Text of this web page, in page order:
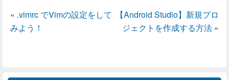
« .vimrc でVimの設定をして
みよう！
【Android Studio】新規プロ
ジェクトを作成する方法 »